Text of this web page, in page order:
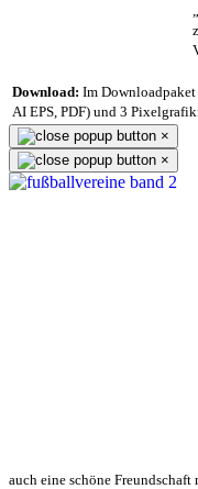
Download: Im Downloadpaket
AI EPS, PDF) und 3
×
×
auch eine schöne Freundschaft